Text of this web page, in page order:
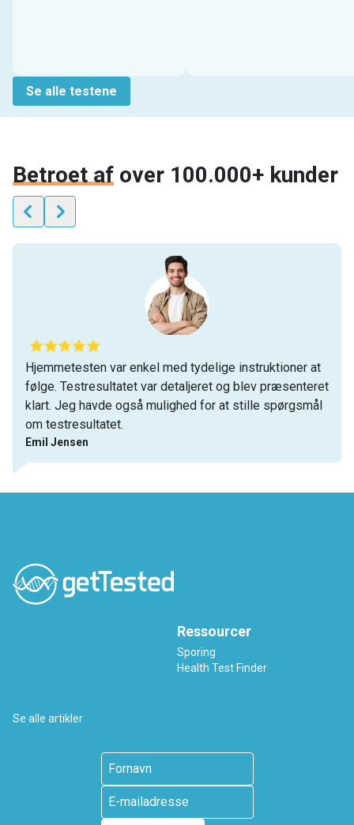
Se alle testene
Betroet af over 100.000+ kunder
Hjemmetesten var enkel med tydelige instruktioner at
følge. Testresultatet var detaljeret og blev præsenteret
klart. Jeg havde også mulighed for at stille spørgsmål
om testresultatet.
Emil Jensen
Ressourcer
Sporing
Health Test Finder
Se alle artikler